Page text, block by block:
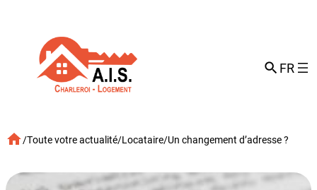
contenu
FR
/Toute votre actualité/Locataire/Un changement d’adresse ?